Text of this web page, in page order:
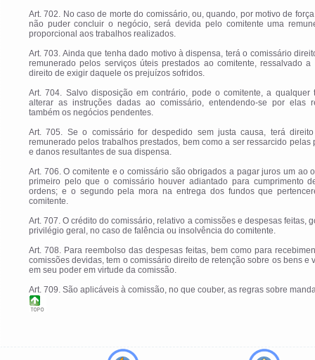
Art. 702. No caso de morte do comissário, ou, quando, por motivo de
não puder concluir o negócio, será devida pelo comitente uma
proporcional aos trabalhos realizados.
Art. 703. Ainda que tenha dado motivo à dispensa, terá o comissário
remunerado pelos serviços úteis prestados ao comitente, ressalvado a
direito de exigir daquele os prejuízos sofridos.
Art. 704. Salvo disposição em contrário, pode o comitente, a qualquer
alterar as instruções dadas ao comissário, entendendo-se por elas
também os negócios pendentes.
Art. 705. Se o comissário for despedido sem justa causa, terá
remunerado pelos trabalhos prestados, bem como a ser ressarcido pelas
e danos resultantes de sua dispensa.
Art. 706. O comitente e o comissário são obrigados a pagar juros um ao
primeiro pelo que o comissário houver adiantado para cumprimento
ordens; e o segundo pela mora na entrega dos fundos que
comitente.
Art. 707. O crédito do comissário, relativo a comissões e despesas feitas,
privilégio geral, no caso de falência ou insolvência do comitente.
Art. 708. Para reembolso das despesas feitas, bem como para
comissões devidas, tem o comissário direito de retenção sobre os bens e
em seu poder em virtude da comissão.
Art. 709. São aplicáveis à comissão, no que couber, as regras sobre